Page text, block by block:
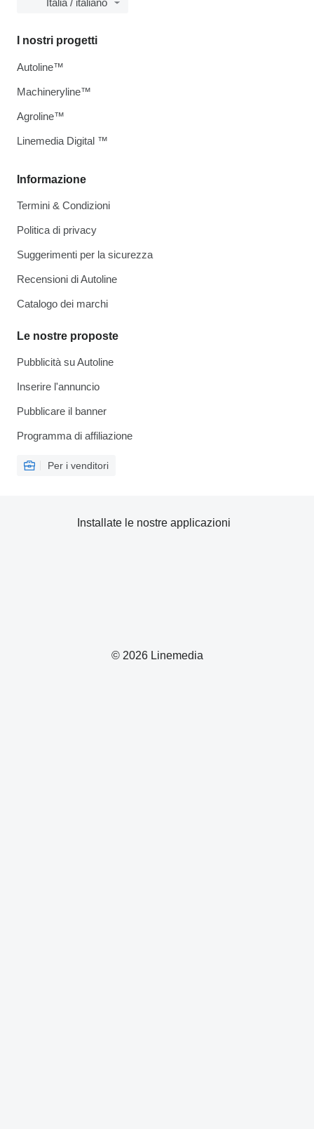
Italia / italiano
Informazione
Termini & Condizioni
Politica di privacy
Suggerimenti per la sicurezza
Recensioni di Autoline
Catalogo dei marchi
Le nostre proposte
Pubblicità su Autoline
Inserire l'annuncio
Pubblicare il banner
Programma di affiliazione
Per i venditori
I nostri progetti
Autoline™
Machineryline™
Agroline™
Linemedia Digital ™
© 2026 Linemedia
Installate le nostre applicazioni